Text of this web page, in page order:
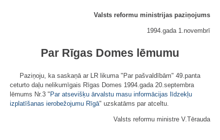
Valsts reformu ministrijas paziņojums
1994.gada 1.novembrī
Par Rīgas Domes lēmumu
Paziņoju, ka saskaņā ar LR likuma "Par pašvaldībām" 49.panta
ceturto daļu nelikumīgais Rīgas Domes 1994.gada 20.septembra
lēmums Nr.3 " Par atsevišķu ārvalstu masu informācijas līdzekļu
izplatīšanas ierobežojumu Rīgā" uzskatāms par atceltu.
Valsts reformu ministre V.Tērauda